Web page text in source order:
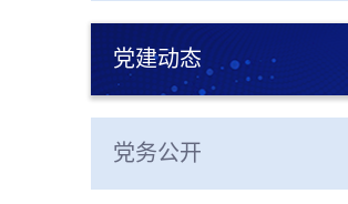
党建动态
党务公开